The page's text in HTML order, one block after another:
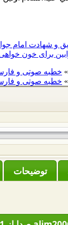
شهادت امام جواد
برای خون
» خطبه صوتی و
» خطبه صوتی و
‌توضیحات